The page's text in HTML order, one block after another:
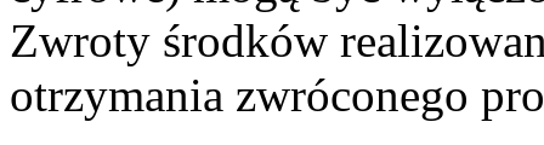
Zwroty środków
otrzymania zwróconego